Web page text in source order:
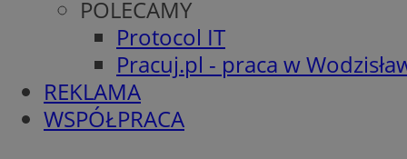
POLECAMY
Protocol IT
Pracuj.pl - praca w
REKLAMA
WSPÓŁPRACA